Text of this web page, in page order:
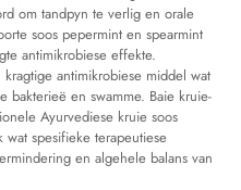
om tandpyn te verlig en orale
soos pepermint en spearmint
antimikrobiese effekte.
antimikrobiese middel wat
bakterieë en swamme. Baie kruie-
Ayurvediese kruie soos
spesifieke terapeutiese
en algehele balans van